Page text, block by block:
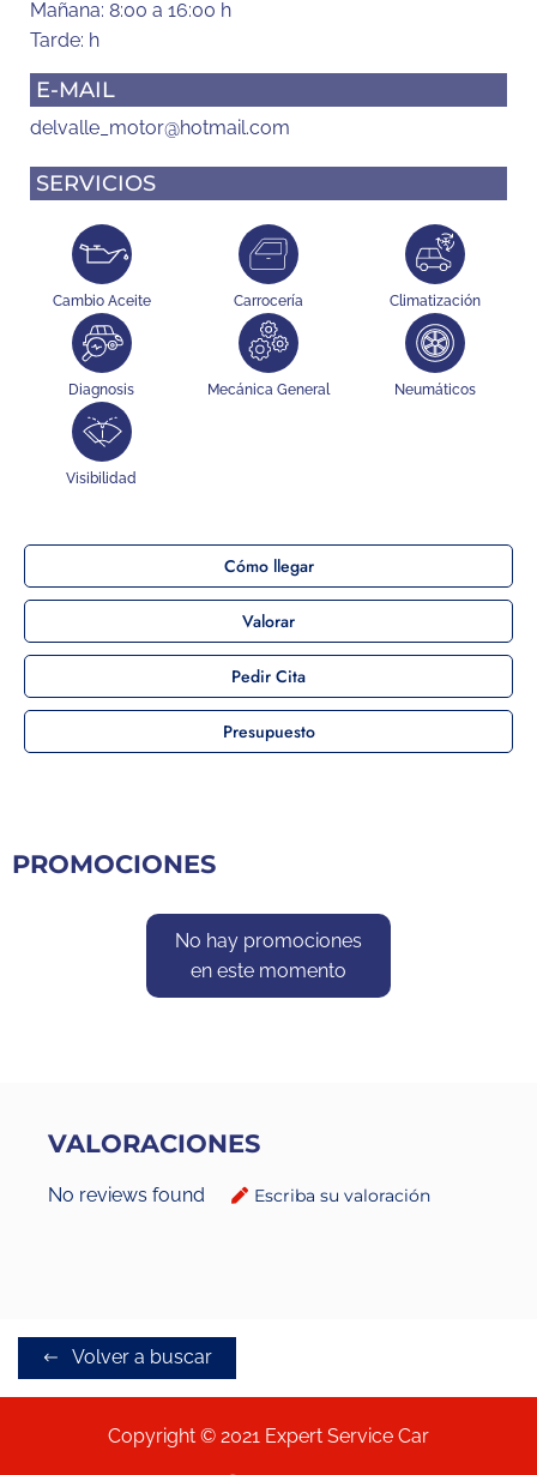
Mañana: 8:00 a 16:00 h
Tarde: h
E-MAIL
delvalle_motor@hotmail.com
SERVICIOS
Cambio Aceite Carrocería Climatización
Diagnosis Mecánica General Neumáticos
Visibilidad
Cómo llegar
Valorar
Pedir Cita
Presupuesto
PROMOCIONES
No hay promociones
en este momento
VALORACIONES
No reviews found Escriba su valoración
Volver a buscar
Copyright © 2021 Expert Service Car